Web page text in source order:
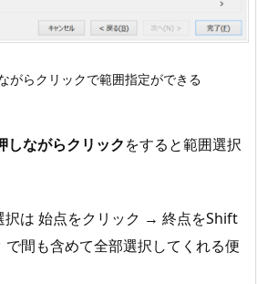
がらクリックで範囲指定ができる
ながらクリックをすると範囲選択
択は 始点をクリック → 終点をShift
で間も含めて全部選択してくれる便